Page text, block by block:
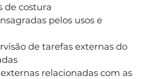
de costura
pelos usos e
de tarefas externas do
relacionadas com as